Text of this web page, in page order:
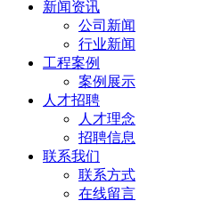
新闻资讯
公司新闻
行业新闻
工程案例
案例展示
人才招聘
人才理念
招聘信息
联系我们
联系方式
在线留言